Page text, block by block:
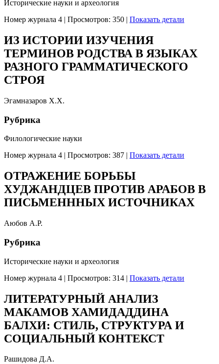
Исторические науки и археология
Номер журнала 4 | Просмотров: 350 | Показать детали
ИЗ ИСТОРИИ ИЗУЧЕНИЯ
ТЕРМИНОВ РОДСТВА В ЯЗЫКАХ
РАЗНОГО ГРАММАТИЧЕСКОГО
СТРОЯ
Эгамназаров Х.Х.
Рубрика
Филологические науки
Номер журнала 4 | Просмотров: 387 | Показать детали
ОТРАЖЕНИЕ БОРЬБЫ
ХУДЖАНДЦЕВ ПРОТИВ АРАБОВ В
ПИСЬМЕНННЫХ ИСТОЧНИКАХ
Аюбов А.Р.
Рубрика
Исторические науки и археология
Номер журнала 4 | Просмотров: 314 | Показать детали
ЛИТЕРАТУРНЫЙ АНАЛИЗ
МАКАМОВ ХАМИДАДДИНА
БАЛХИ: СТИЛЬ, СТРУКТУРА И
СОЦИАЛЬНЫЙ КОНТЕКСТ
Рашидова Д.А.